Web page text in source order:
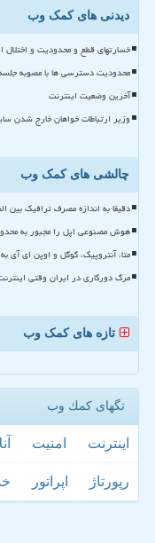
دیدنی های کمک وب
خسارتهای قطع و محدودیت و اختلال
محدودیت دسترسی ها با مصوبه جلسه
آخرین وضعیت اینترنت
وزیر ارتباطات خواهان خارج شدن
چالشی های کمک وب
دقیقا به اندازه مصرف ترافیک
هوش مصنوعی اپل را مجبور به
متا، آنتروپیک، گوگل و اوپن ای آی
مرگ دورکاری در ایران وقتی
تازه های کمک وب
تگهای كمك وب
اینترنت امنیت
رپورتاژ اپراتور